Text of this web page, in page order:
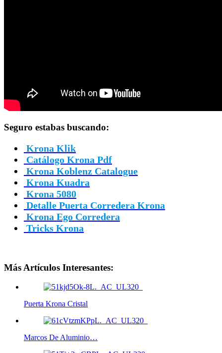
Seguro estabas buscando:
Krona Klik
Catálogo Krona Pdf
Krona Koblenz Catalogue
Krona Kuadra
Krona 5080
Detalle Puerta Corredera Krona
Krona Ego Corredera
Tricks Krona
Más Artículos Interesantes:
Puerta Krona Cristal
Marcos De Aluminio…